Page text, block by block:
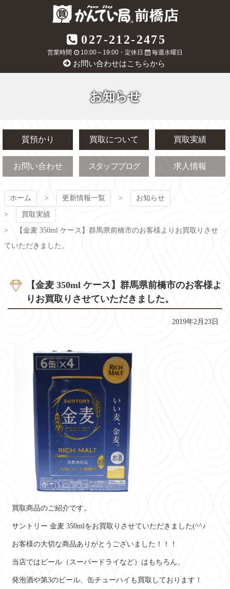
質屋かんてい局
前橋店
027-212-2475
営業時間 10:00～19:00・定休日 毎週水曜日
お問い合わせはこちらから
お知らせ
質預かり 買取について 買取実績
お問い合わせ スタッフブログ 求人情報
ホーム 更新情報一覧 お知らせ
買取実績
【金麦 350ml ケース】群馬県前橋市のお客様よりお買取りさせ
ていただきました。
【金麦 350ml ケース】群馬県前橋市のお客様よ
りお買取りさせていただきました。
2019年2月23日
買取商品のご紹介です。
サントリー 金麦 350mlをお買取りさせていただきました(^^♪
お客様の大切な商品ありがとうございました！！！
当店ではビール（スーパードライなど）はもちろん、
発泡酒や第3のビール、缶チューハイも買取しております！